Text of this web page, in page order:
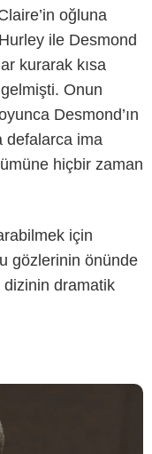
oğluna
ile Desmond
kurarak kısa
Onun
Desmond’ın
defalarca ima
hiçbir zaman
için
gözlerinin önünde
dramatik